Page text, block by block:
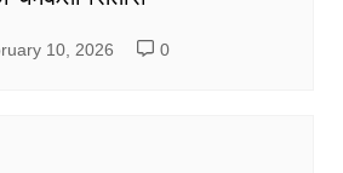
10, 2026 0